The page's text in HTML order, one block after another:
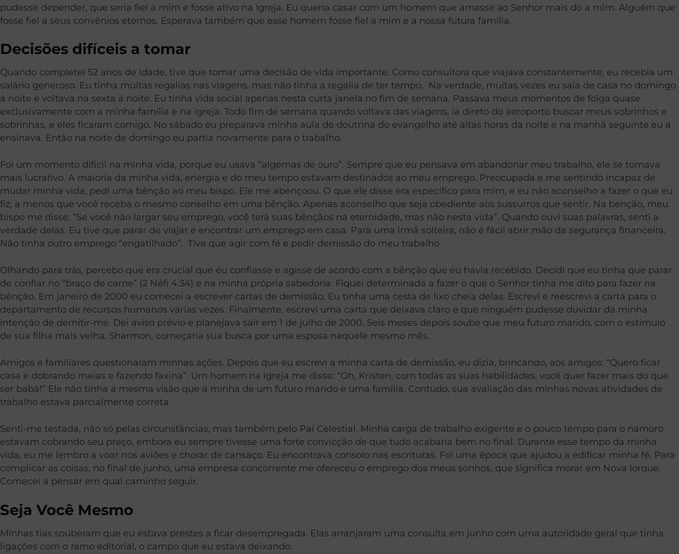
pudesse depender, que seria fiel a mim e fosse ativo na Igreja. Eu queria casar com um homem que amasse ao Senhor mais do a mim. Alguém que
fosse fiel a seus convênios eternos. Esperava também que esse homem fosse fiel a mim e a nossa futura família.
Decisões difíceis a tomar
Quando completei 52 anos de idade, tive que tomar uma decisão de vida importante. Como consultora que viajava constantemente, eu recebia um
salário generoso. Eu tinha muitas regalias nas viagens, mas não tinha a regalia de ter tempo. Na verdade, muitas vezes eu saía de casa no domingo
à noite e voltava na sexta à noite. Eu tinha vida social apenas nesta curta janela no fim de semana. Passava meus momentos de folga quase
exclusivamente com a minha família e na igreja. Todo fim de semana quando voltava das viagens, ia direto do aeroporto buscar meus sobrinhos e
sobrinhas, e eles ficaram comigo. No sábado eu preparava minha aula de doutrina do evangelho até altas horas da noite e na manhã seguinte eu a
ensinava. Então na noite de domingo eu partia novamente para o trabalho.
Foi um momento difícil na minha vida, porque eu usava “algemas de ouro”. Sempre que eu pensava em abandonar meu trabalho, ele se tornava
mais lucrativo. A maioria da minha vida, energia e do meu tempo estavam destinados ao meu emprego. Preocupada e me sentindo incapaz de
mudar minha vida, pedi uma bênção ao meu bispo. Ele me abençoou. O que ele disse era específico para mim, e eu não aconselho a fazer o que eu
fiz, a menos que você receba o mesmo conselho em uma bênção. Apenas aconselho que seja obediente aos sussurros que sentir. Na benção, meu
bispo me disse: “Se você não largar seu emprego, você terá suas bênçãos na eternidade, mas não nesta vida”. Quando ouvi suas palavras, senti a
verdade delas. Eu tive que parar de viajar e encontrar um emprego em casa. Para uma irmã solteira, não é fácil abrir mão da segurança financeira.
Não tinha outro emprego “engatilhado”. Tive que agir com fé e pedir demissão do meu trabalho.
Olhando para trás, percebo que era crucial que eu confiasse e agisse de acordo com a bênção que eu havia recebido. Decidi que eu tinha que parar
de confiar no “braço de carne” (2 Néfi 4:34) e na minha própria sabedoria. Fiquei determinada a fazer o que o Senhor tinha me dito para fazer na
bênção. Em janeiro de 2000 eu comecei a escrever cartas de demissão. Eu tinha uma cesta de lixo cheia delas. Escrevi e reescrevi a carta para o
departamento de recursos humanos várias vezes. Finalmente, escrevi uma carta que deixava claro e que ninguém pudesse duvidar da minha
intenção de demitir-me. Dei aviso prévio e planejava sair em 1 de julho de 2000. Seis meses depois soube que meu futuro marido, com o estímulo
de sua filha mais velha, Sharmon, começaria sua busca por uma esposa naquele mesmo mês.
Amigos e familiares questionaram minhas ações. Depois que eu escrevi a minha carta de demissão, eu dizia, brincando, aos amigos: “Quero ficar
casa e dobrando meias e fazendo faxina”. Um homem na igreja me disse: “Oh, Kristen, com todas as suas habilidades, você quer fazer mais do que
ser babá!” Ele não tinha a mesma visão que a minha de um futuro marido e uma família. Contudo, sua avaliação das minhas novas atividades de
trabalho estava parcialmente correta.
Senti-me testada, não só pelas circunstâncias, mas também pelo Pai Celestial. Minha carga de trabalho exigente e o pouco tempo para o namoro
estavam cobrando seu preço, embora eu sempre tivesse uma forte convicção de que tudo acabaria bem no final. Durante esse tempo da minha
vida, eu me lembro a voar nos aviões e chorar de cansaço. Eu encontrava consolo nas escrituras. Foi uma época que ajudou a edificar minha fé. Para
complicar as coisas, no final de junho, uma empresa concorrente me ofereceu o emprego dos meus sonhos, que significa morar em Nova Iorque.
Comecei a pensar em qual caminho seguir.
Seja Você Mesmo
Minhas tias souberam que eu estava prestes a ficar desempregada. Elas arranjaram uma consulta em junho com uma autoridade geral que tinha
ligações com o ramo editorial, o campo que eu estava deixando.